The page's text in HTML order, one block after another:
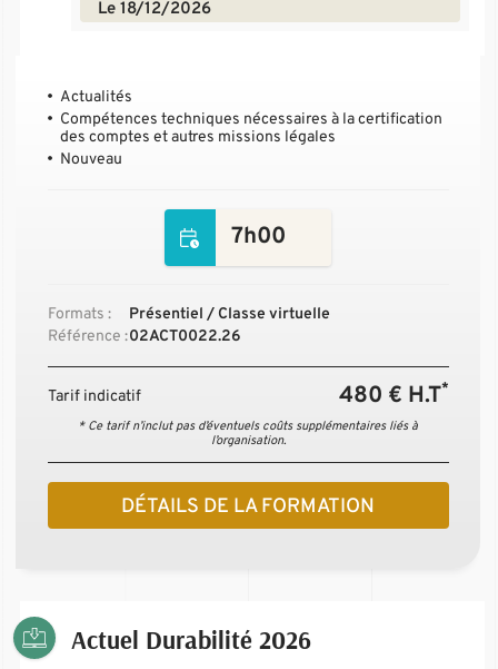
Le 18/12/2026
Actualités
Compétences techniques nécessaires à la certification
des comptes et autres missions légales
Nouveau
7h00
Formats :
Présentiel / Classe virtuelle
Référence :02ACT0022.26
Tarif indicatif 480 € H.T*
* Ce tarif n’inclut pas d’éventuels coûts supplémentaires liés à
l’organisation.
DÉTAILS DE LA FORMATION
Actuel Durabilité 2026